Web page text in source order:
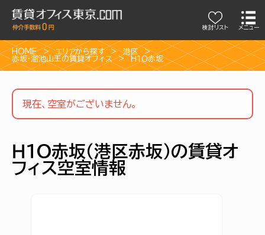
検討リスト メニュー
HOME エリアから探す
港区
赤坂・溜池山王の賃貸オフィス
Ｈ１Ｏ赤坂
現在、空室がございません。
Ｈ１Ｏ赤坂（港区赤坂）の賃貸オ
フィス空室情報